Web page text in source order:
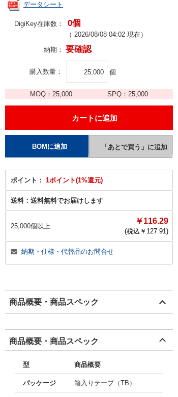
データシート
DigiKey在庫数： 0個
（ 2026/08/08 04:02 現在）
納期： 要確認
購入数量 個
MOQ：25,000 SPQ： 25,000
ポイント： 1ポイント(1%還元)
送料： 送料無料でお届けします
25,000個以上
￥116.29
(税込￥ 127.91)
納期・仕様・代替品のお問合せ
商品概要・商品スペック
商品概要・商品スペック
型 商品概要
パッケージ 箱入りテープ（TB）